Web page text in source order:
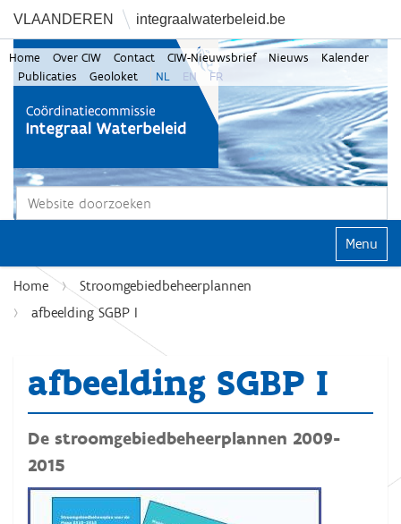
VLAANDEREN integraalwaterbeleid.be
Zoek
Home Over CIW Contact CIW-Nieuwsbrief Nieuws
Kalender
Publicaties
Geoloket NL EN FR
Klap
Home
Stroomgebiedbeheerplannen
afbeelding SGBP I
afbeelding SGBP I
De stroomgebiedbeheerplannen 2009-
2015